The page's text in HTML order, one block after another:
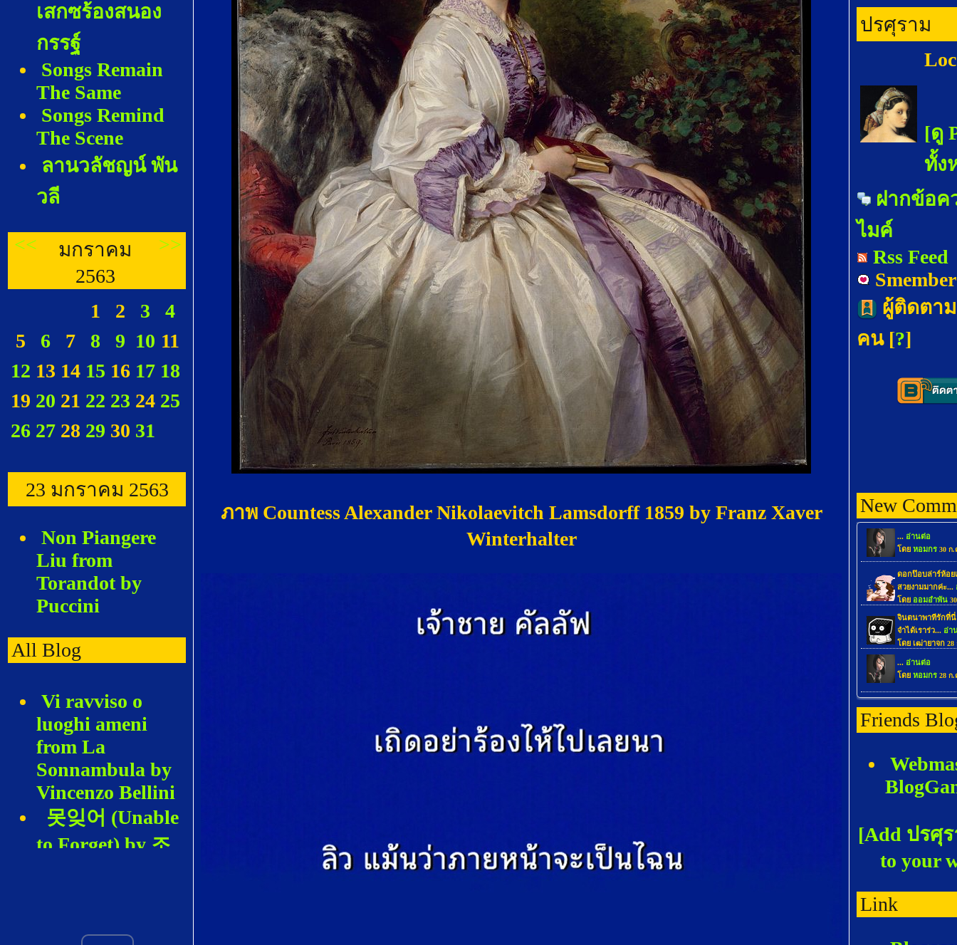
เสกซร้องสนอง
กรรฐ์
Songs Remain
The Same
Songs Remind
The Scene
ลานวลัชญน์ พัน
วลี
<<
มกราคม
2563
>>
1 2 3
4
5
6 7 8 9 10 11
12 13 14 15 16 17 18
19 20 21 22 23 24 25
26 27 28 29 30 31
23 มกราคม 2563
Non Piangere
Liu from
Torandot by
Puccini
All Blog
Vi ravviso o
luoghi ameni
from La
Sonnambula by
Vincenzo Bellini
못잊어 (Unable
to Forget) by 조
ภาพ Countess Alexander Nikolaevitch Lamsdorff 1859 by Franz Xaver
Winterhalter
ปรศุราม
[ดู
ทั้ง
ฝากข้อค
ไมค์
Rss Feed
Smember
ผู้ติดตา
คน [?]
New
Friends
[Add ปรศุ
to your
Link